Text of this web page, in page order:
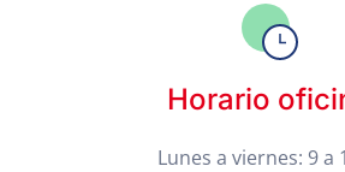
Horario
Lunes a viernes: 9 a